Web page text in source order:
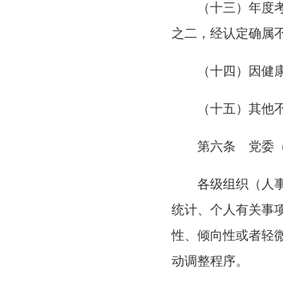
（十三）年
之二，经认定确属
（十四）因健
（十五）其他
第六条 党委（
各级组织（人
统计、个人有关事
性、倾向性或者轻
动调整程序。